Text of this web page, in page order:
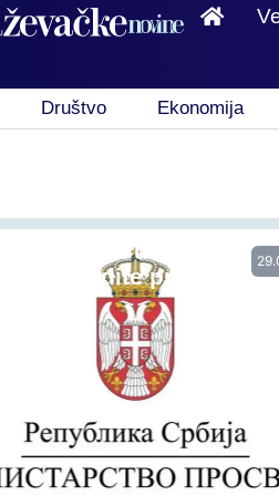
Društvo Ekonomija
prijavu za učeničke
i kredite produžen